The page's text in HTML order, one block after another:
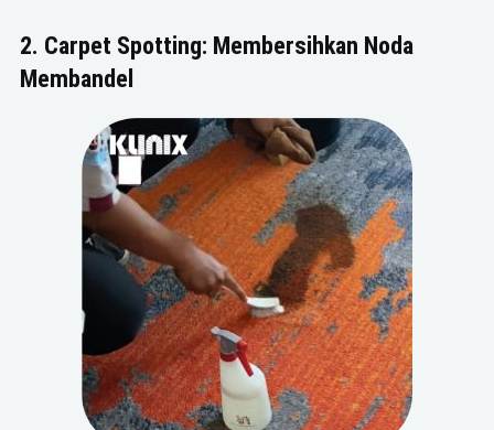
2. Carpet Spotting: Membersihkan Noda
Membandel